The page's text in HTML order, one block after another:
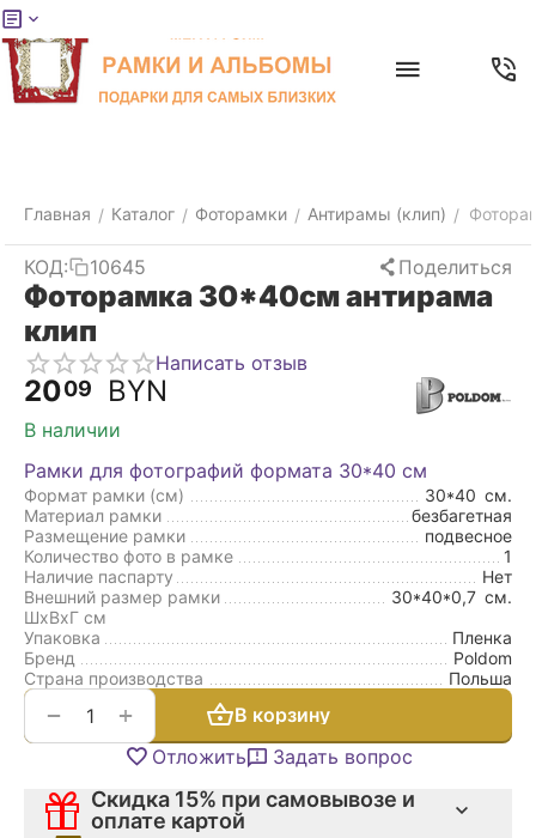
Главная / Каталог / Фоторамки / Антирамы (клип) /
КОД: 10645 Поделиться
Фоторамка 30*40см антирама
клип
Написать отзыв
2009 BYN
В наличии
Рамки для фотографий формата 30*40 см
Формат рамки (см) 30*40 см.
Материал рамки
безбагетная
Размещение рамки
подвесное
Количество фото в рамке
1
Наличие паспарту
Нет
Внешний размер рамки
ШxВxГ см
30*40*0,7 см.
Упаковка
Пленка
Бренд
Poldom
Страна производства
Польша
+
−
В корзину
Отложить
Задать вопрос
Скидка 15% при самовывозе и
оплате картой
Меню
товары